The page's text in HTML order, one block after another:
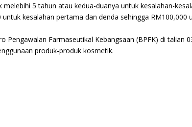
5 tahun atau kedua-duanya untuk kesalahan-
kesalahan pertama dan denda sehingga RM100,000
Pengawalan Farmaseutikal Kebangsaan (BPFK) di talian
produk-produk kosmetik.